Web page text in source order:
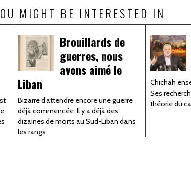
MIGHT BE INTERESTED IN
Brouillards de
guerres, nous
avons aimé le
Liban
Bizarre d’attendre encore une guerre
déjà commencée. Il y a déjà des
dizaines de morts au Sud-Liban dans
les rangs
Chichah
Ses
théorie du